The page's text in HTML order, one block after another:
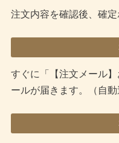
注文内容を確認後、確定
すぐに「【注文メール
ールが届きます。（自動